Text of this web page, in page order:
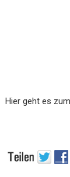
Hier geht es